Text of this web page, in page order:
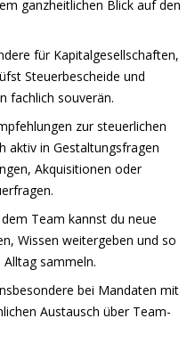
ganzheitlichen Blick auf den
für Kapitalgesellschaften,
Steuerbescheide und
fachlich souverän.
zur steuerlichen
aktiv in Gestaltungsfragen
Akquisitionen oder
Team kannst du neue
Wissen weitergeben und so
sammeln.
bei Mandaten mit
Austausch über Team-